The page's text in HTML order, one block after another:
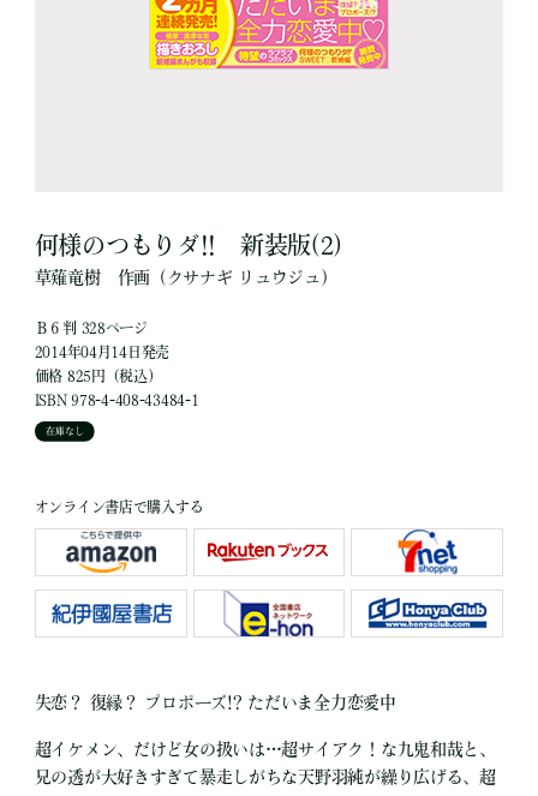
何様のつもりダ!! 新装版(2)
草薙竜樹 作画 （クサナギ リュウジュ）
Ｂ６判 328ページ
2014年04月14日発売
価格 825円（税込）
ISBN 978-4-408-43484-1
在庫なし
オンライン書店で購入する
失恋？ 復縁？ プロポーズ!? ただいま全力恋愛中
超イケメン、だけど女の扱いは…超サイアク！な九鬼和哉と、
兄の透が大好きすぎて暴走しがちな天野羽純が繰り広げる、超